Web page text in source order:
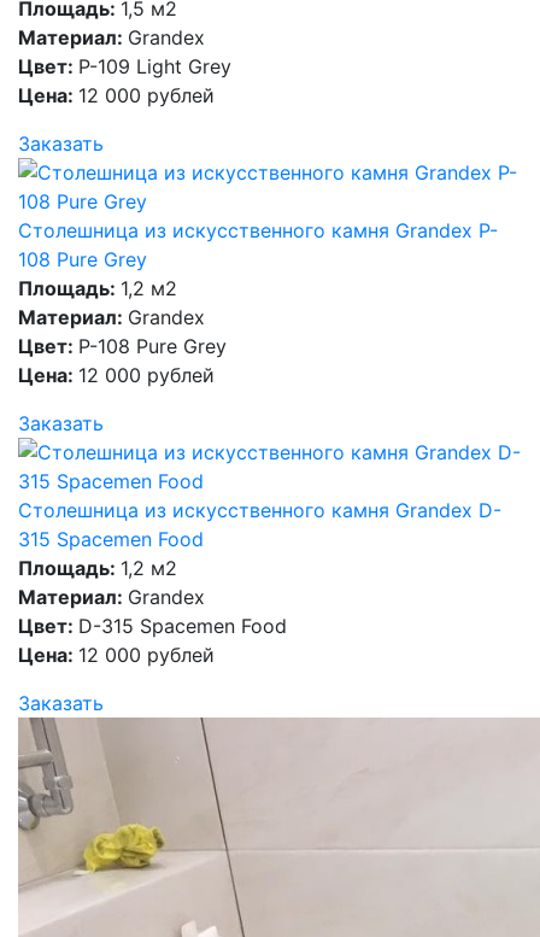
Площадь: 1,5 м2
Материал: Grandex
Цвет: P-109 Light Grey
Цена: 12 000 рублей
Заказать
Столешница из искусственного камня Grandex P-
108 Pure Grey
Площадь: 1,2 м2
Материал: Grandex
Цвет: P-108 Pure Grey
Цена: 12 000 рублей
Заказать
Столешница из искусственного камня Grandex D-
315 Spacemen Food
Площадь: 1,2 м2
Материал: Grandex
Цвет: D-315 Spacemen Food
Цена: 12 000 рублей
Заказать